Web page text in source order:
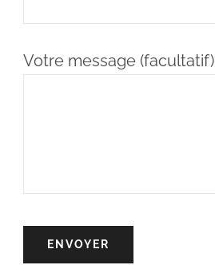
Votre message (facultatif)